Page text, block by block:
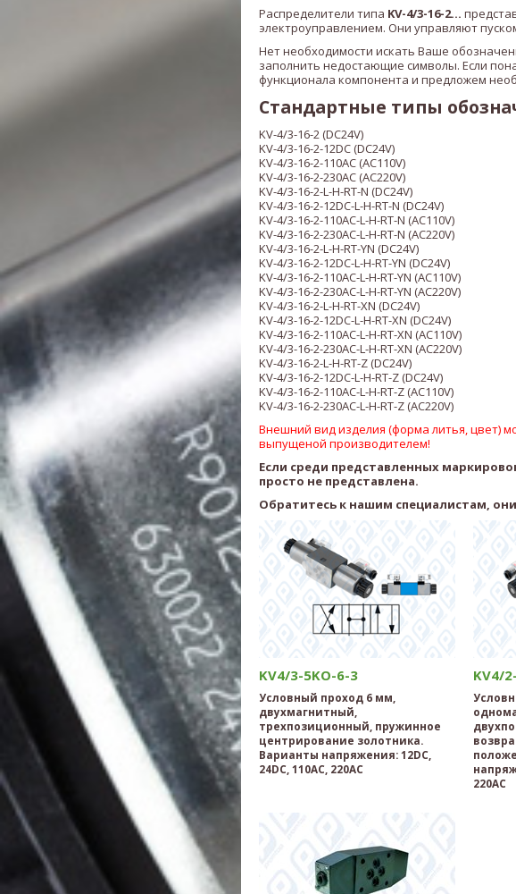
Распределители типа KV-4/3-16-2...
электроуправлением. Они управляют
Нет необходимости искать Ваше
заполнить недостающие символы. Если
функционала компонента и предложем
Стандартные типы
KV-4/3-16-2 (DC24V)
KV-4/3-16-2-12DC (DC24V)
KV-4/3-16-2-110AC (AC110V)
KV-4/3-16-2-230AC (AC220V)
KV-4/3-16-2-L-H-RT-N (DC24V)
KV-4/3-16-2-12DC-L-H-RT-N (DC24V)
KV-4/3-16-2-110AC-L-H-RT-N (AC110V)
KV-4/3-16-2-230AC-L-H-RT-N (AC220V)
KV-4/3-16-2-L-H-RT-YN (DC24V)
KV-4/3-16-2-12DC-L-H-RT-YN (DC24V)
KV-4/3-16-2-110AC-L-H-RT-YN (AC110V)
KV-4/3-16-2-230AC-L-H-RT-YN (AC220V)
KV-4/3-16-2-L-H-RT-XN (DC24V)
KV-4/3-16-2-12DC-L-H-RT-XN (DC24V)
KV-4/3-16-2-110AC-L-H-RT-XN (AC110V)
KV-4/3-16-2-230AC-L-H-RT-XN (AC220V)
KV-4/3-16-2-L-H-RT-Z (DC24V)
KV-4/3-16-2-12DC-L-H-RT-Z (DC24V)
KV-4/3-16-2-110AC-L-H-RT-Z (AC110V)
KV-4/3-16-2-230AC-L-H-RT-Z (AC220V)
Внешний вид изделия (форма литья, цвет)
выпущеной производителем!
Если среди представленных
просто не представлена.
Обратитесь к нашим специалистам,
KV4/3-5KO-6-3
Условный проход 6 мм,
двухмагнитный,
трехпозиционный, пружинное
центрирование золотника.
Варианты напряжения: 12DC,
24DC, 110AC, 220AC
KV4/
220AC